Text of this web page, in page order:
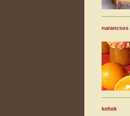
narancsos
keltek